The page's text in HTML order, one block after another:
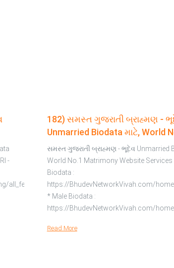
-
all_female_profile
182) સમસ્ત ગુજરાતી બ્રાહ્મણ -
Unmarried Biodata માટે, World
Matrimony Website Services :
સમસ્ત ગુજરાતી બ્રાહ્મણ - ભૂદેવ Unmarried
World No.1 Matrimony Website
Biodata :
https://BhudevNetworkVivah.com/
* Male Biodata :
https://BhudevNetworkVivah.com/
Read More